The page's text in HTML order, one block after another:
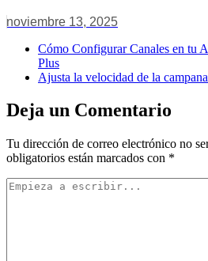
noviembre 13, 2025
Cómo Configurar Canales en tu
Plus
Ajusta la velocidad de la
Deja un Comentario
Tu dirección de correo electrónico no
obligatorios están marcados con *